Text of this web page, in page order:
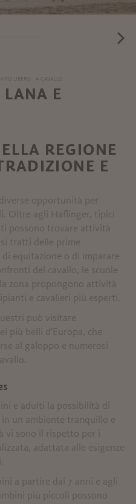
LIBERO A CAVALLO
E
REGIONE
E
opportunità per
Oltre agli Haflinger, tipici
possono trovare attività
si tratti delle prime
equitazione o di imparare
del cavallo, le scuole
zona propongono attività
e cavalieri più esperti.
può visitare
più belli d'Europa, che
al galoppo e numerosi
e adulti la possibilità di
un ambiente tranquillo e
sono il rispetto per i
adattata alle esigenze
a partire dai 7 anni e agli
più piccoli possono